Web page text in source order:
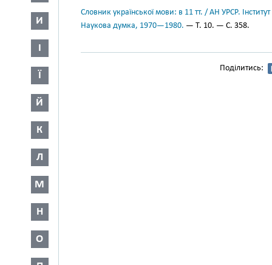
И
І
Ї
Й
К
Л
М
Н
О
Словник української мови: в 11 тт. / АН УРСР.
Наукова думка, 1970—1980. — Т. 10. — С. 358.
Поділитись: